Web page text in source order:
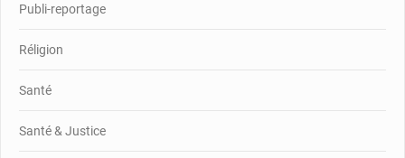
Publi-reportage
Réligion
Santé
Santé & Justice